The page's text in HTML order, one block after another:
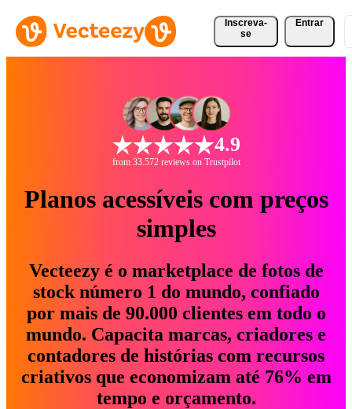
Inscreva-
se
Entrar
4.9
from 33.572 reviews on Trustpilot
Planos acessíveis com preços
simples
Vecteezy é o marketplace de fotos de
stock número 1 do mundo, confiado
por mais de 90.000 clientes em todo o
mundo. Capacita marcas, criadores e
contadores de histórias com recursos
criativos que economizam até 76% em
tempo e orçamento.